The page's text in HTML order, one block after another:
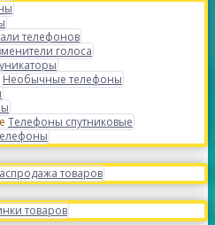
телефонов
голоса
Необычные телефоны
Телефоны спутниковые
товаров
товаров